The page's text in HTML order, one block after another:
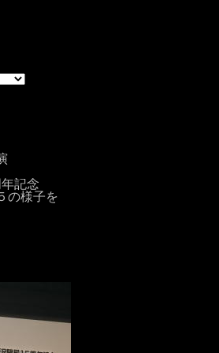
記念
の様子を